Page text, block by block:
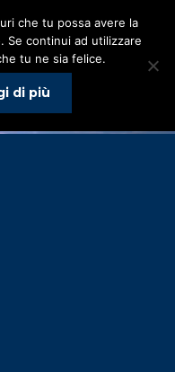
che tu possa avere la
Se continui ad utilizzare
tu ne sia felice.
di più